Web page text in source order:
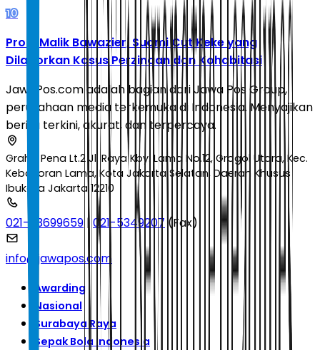
10
Profil Malik Bawazier, Suami Cut Keke yang
Dilaporkan Kasus Perzinaan dan Kohabitasi
JawaPos.com adalah bagian dari Jawa Pos Group,
perusahaan media terkemuka di Indonesia. Menyajikan
berita terkini, akurat, dan terpercaya.
Graha Pena Lt.2 Jl. Raya Kby. Lama No.12, Grogol Utara, Kec.
Kebayoran Lama, Kota Jakarta Selatan, Daerah Khusus
Ibukota Jakarta 12210
021-53699659 |021-5349207(Fax)
info@jawapos.com
Awarding
Nasional
Surabaya Raya
Sepak Bola Indonesia